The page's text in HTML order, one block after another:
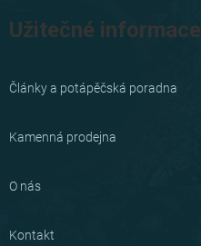
Užitečné informace
Články a potápěčská poradna
Kamenná prodejna
O nás
Kontakt